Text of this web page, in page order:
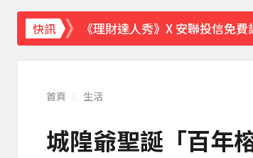
快訊
《理財達人秀》X 安聯投信免
首頁 生活
城隍爺聖誕「百年